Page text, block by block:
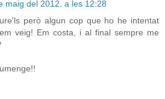
maig del 2012, a les 12:28
però algun cop que ho he intentat
veig! Em costa, i al final sempre me